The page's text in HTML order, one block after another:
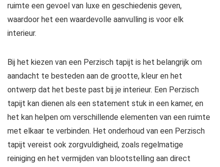
ruimte een gevoel van luxe en geschiedenis geven,
waardoor het een waardevolle aanvulling is voor elk
interieur.
Bij het kiezen van een Perzisch tapijt is het belangrijk om
aandacht te besteden aan de grootte, kleur en het
ontwerp dat het beste past bij je interieur. Een Perzisch
tapijt kan dienen als een statement stuk in een kamer, en
het kan helpen om verschillende elementen van een ruimte
met elkaar te verbinden. Het onderhoud van een Perzisch
tapijt vereist ook zorgvuldigheid, zoals regelmatige
reiniging en het vermijden van blootstelling aan direct